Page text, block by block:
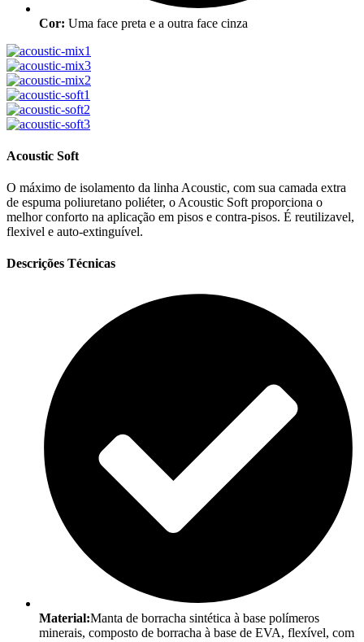
Cor: Uma face preta e a outra face cinza
Acoustic Soft
O máximo de isolamento da linha Acoustic, com sua camada extra
de espuma poliuretano poliéter, o Acoustic Soft proporciona o
melhor conforto na aplicação em pisos e contra-pisos. É reutilizavel,
flexivel e auto-extinguível.
Descrições Técnicas
Material:Manta de borracha sintética à base polímeros
minerais, composto de borracha à base de EVA, flexível, com